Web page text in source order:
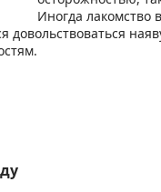
Иногда лакомство
довольствоваться